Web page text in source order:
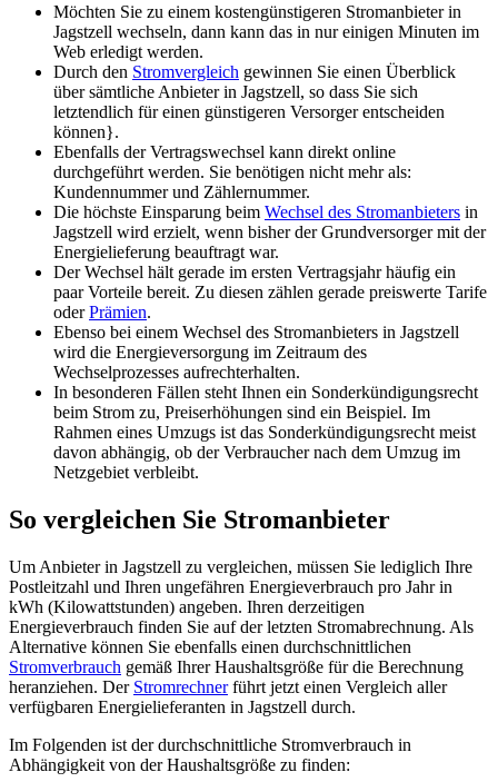
Möchten Sie zu einem kostengünstigeren Stromanbieter in
Jagstzell wechseln, dann kann das in nur einigen Minuten im
Web erledigt werden.
Durch den Stromvergleich gewinnen Sie einen Überblick
über sämtliche Anbieter in Jagstzell, so dass Sie sich
letztendlich für einen günstigeren Versorger entscheiden
können}.
Ebenfalls der Vertragswechsel kann direkt online
durchgeführt werden. Sie benötigen nicht mehr als:
Kundennummer und Zählernummer.
Die höchste Einsparung beim Wechsel des Stromanbieters in
Jagstzell wird erzielt, wenn bisher der Grundversorger mit der
Energielieferung beauftragt war.
Der Wechsel hält gerade im ersten Vertragsjahr häufig ein
paar Vorteile bereit. Zu diesen zählen gerade preiswerte Tarife
oderPrämien.
Ebenso bei einem Wechsel des Stromanbieters in Jagstzell
wird die Energieversorgung im Zeitraum des
Wechselprozesses aufrechterhalten.
In besonderen Fällen steht Ihnen ein Sonderkündigungsrecht
beim Strom zu, Preiserhöhungen sind ein Beispiel. Im
Rahmen eines Umzugs ist das Sonderkündigungsrecht meist
davon abhängig, ob der Verbraucher nach dem Umzug im
Netzgebiet verbleibt.
So vergleichen Sie Stromanbieter
Um Anbieter in Jagstzell zu vergleichen, müssen Sie lediglich Ihre
Postleitzahl und Ihren ungefähren Energieverbrauch pro Jahr in
kWh (Kilowattstunden) angeben. Ihren derzeitigen
Energieverbrauch finden Sie auf der letzten Stromabrechnung. Als
Alternative können Sie ebenfalls einen durchschnittlichen
Stromverbrauch gemäß Ihrer Haushaltsgröße für die Berechnung
heranziehen. Der Stromrechnerführt jetzt einen Vergleich aller
verfügbaren Energielieferanten in Jagstzell durch.
Im Folgenden ist der durchschnittliche Stromverbrauch in
Abhängigkeit von der Haushaltsgröße zu finden: